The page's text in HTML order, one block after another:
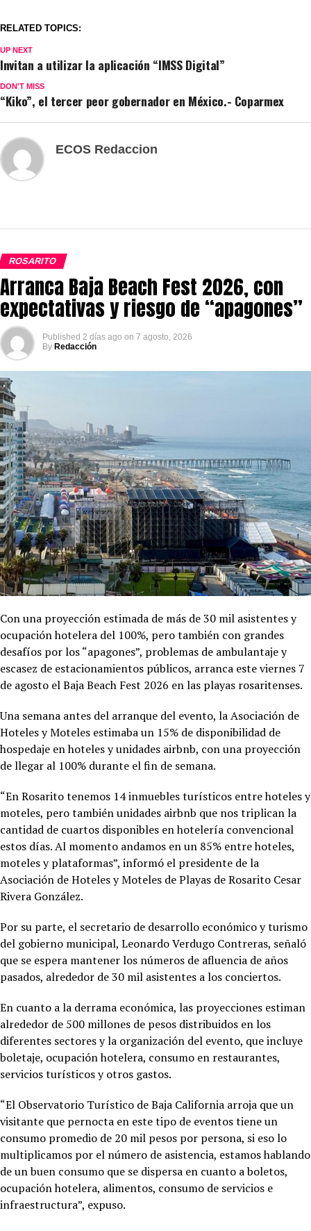
RELATED TOPICS:
UP NEXT
Invitan a utilizar la aplicación “IMSS Digital”
DON'T MISS
“Kiko”, el tercer peor gobernador en México.- Coparmex
ECOS Redaccion
ROSARITO
Arranca Baja Beach Fest 2026, con
expectativas y riesgo de “apagones”
Published 2 días ago on 7 agosto, 2026
By Redacción
Con una proyección estimada de más de 30 mil asistentes y
ocupación hotelera del 100%, pero también con grandes
desafíos por los “apagones”, problemas de ambulantaje y
escasez de estacionamientos públicos, arranca este viernes 7
de agosto el Baja Beach Fest 2026 en las playas rosaritenses.
Una semana antes del arranque del evento, la Asociación de
Hoteles y Moteles estimaba un 15% de disponibilidad de
hospedaje en hoteles y unidades airbnb, con una proyección
de llegar al 100% durante el fin de semana.
“En Rosarito tenemos 14 inmuebles turísticos entre hoteles y
moteles, pero también unidades airbnb que nos triplican la
cantidad de cuartos disponibles en hotelería convencional
estos días. Al momento andamos en un 85% entre hoteles,
moteles y plataformas”, informó el presidente de la
Asociación de Hoteles y Moteles de Playas de Rosarito Cesar
Rivera González.
Por su parte, el secretario de desarrollo económico y turismo
del gobierno municipal, Leonardo Verdugo Contreras, señaló
que se espera mantener los números de afluencia de años
pasados, alrededor de 30 mil asistentes a los conciertos.
En cuanto a la derrama económica, las proyecciones estiman
alrededor de 500 millones de pesos distribuidos en los
diferentes sectores y la organización del evento, que incluye
boletaje, ocupación hotelera, consumo en restaurantes,
servicios turísticos y otros gastos.
“El Observatorio Turístico de Baja California arroja que un
visitante que pernocta en este tipo de eventos tiene un
consumo promedio de 20 mil pesos por persona, si eso lo
multiplicamos por el número de asistencia, estamos hablando
de un buen consumo que se dispersa en cuanto a boletos,
ocupación hotelera, alimentos, consumo de servicios e
infraestructura”, expuso.